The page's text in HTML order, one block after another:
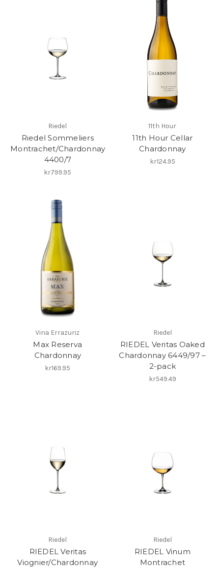
Riedel
Riedel Sommeliers
Montrachet/Chardonnay
4400/7
kr799.95
11th Hour
11th Hour Cellar
Chardonnay
kr124.95
Vina Errazuriz
Max Reserva
Chardonnay
kr169.95
Riedel
RIEDEL Veritas Oaked
Chardonnay 6449/97 –
2-pack
kr549.49
Riedel
RIEDEL Veritas
Viognier/Chardonnay
Riedel
RIEDEL Vinum
Montrachet